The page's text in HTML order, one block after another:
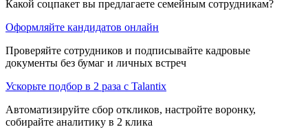
Какой соцпакет вы предлагаете семейным сотрудникам?
Оформляйте кандидатов онлайн
Проверяйте сотрудников и подписывайте кадровые
документы без бумаг и личных встреч
Ускорьте подбор в 2 раза с Talantix
Автоматизируйте сбор откликов, настройте воронку,
собирайте аналитику в 2 клика